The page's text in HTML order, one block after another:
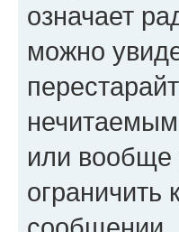
означает
можно
или вообще
ограничить